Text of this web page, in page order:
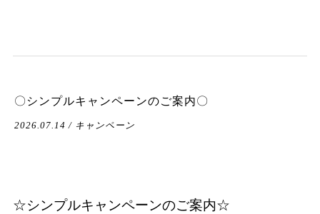
〇シンプルキャンペーンのご案内〇
2026.07.14 / キャンペーン
☆シンプルキャンペーンのご案内☆